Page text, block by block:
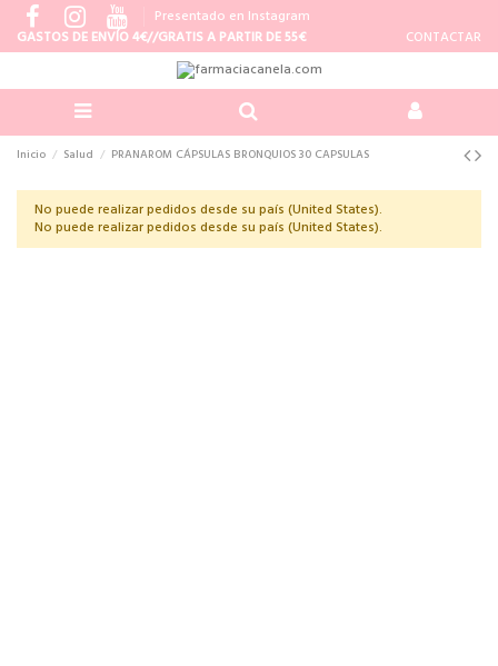
Presentado en Instagram
GASTOS DE ENVÍO 4€//GRATIS A PARTIR DE 55€
CONTACTAR
Inicio Salud PRANAROM CÁPSULAS BRONQUIOS 30 CAPSULAS
No puede realizar pedidos desde su país (United States).
No puede realizar pedidos desde su país (United States).